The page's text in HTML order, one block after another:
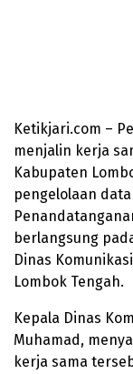
Ketikjari.com –
menjalin kerja
Kabupaten
pengelolaan
berlangsung
Dinas
Lombok Tengah.
Kepala Dinas
Muhamad,
kerja sama